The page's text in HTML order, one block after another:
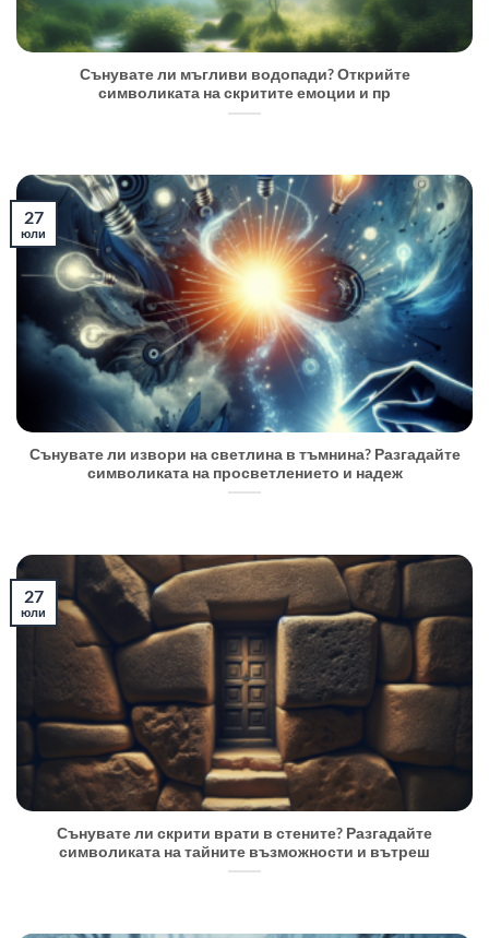
Сънувате ли мъгливи водопади? Открийте
символиката на скритите емоции и пр
Сънувате ли извори на светлина в тъмнина? Разгадайте
символиката на просветлението и надеж
27
юли
Сънувате ли скрити врати в стените? Разгадайте
символиката на тайните възможности и вътреш
27
юли